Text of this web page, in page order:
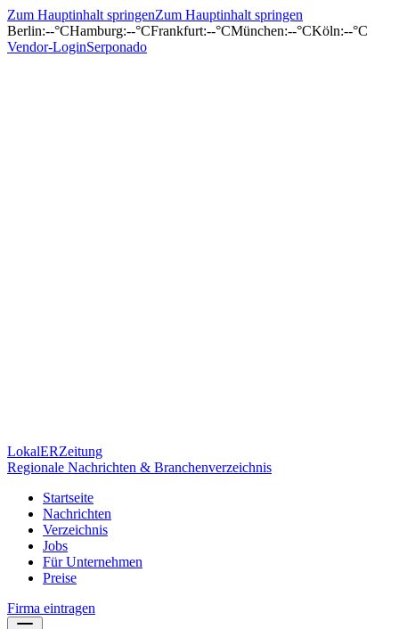
Zum Hauptinhalt springenZum Hauptinhalt springen
Berlin:--°CHamburg:--°CFrankfurt:--°CMünchen:--°CKöln:--°C
Vendor-LoginSerponado
LokalERZeitung
Regionale Nachrichten & Branchenverzeichnis
Startseite
Nachrichten
Verzeichnis
Jobs
Für Unternehmen
Preise
Firma eintragen